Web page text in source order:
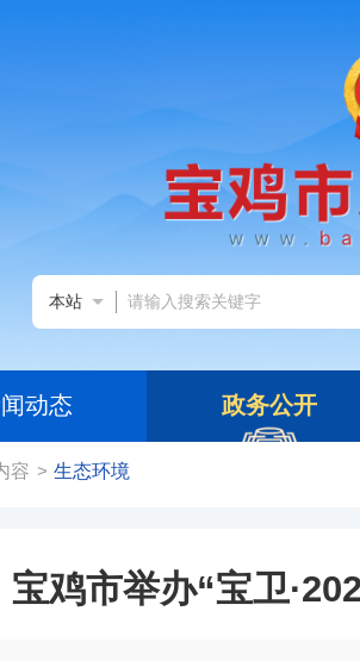
本站
动态 政务公开
容 > 生态环境
宝鸡市举办“宝卫